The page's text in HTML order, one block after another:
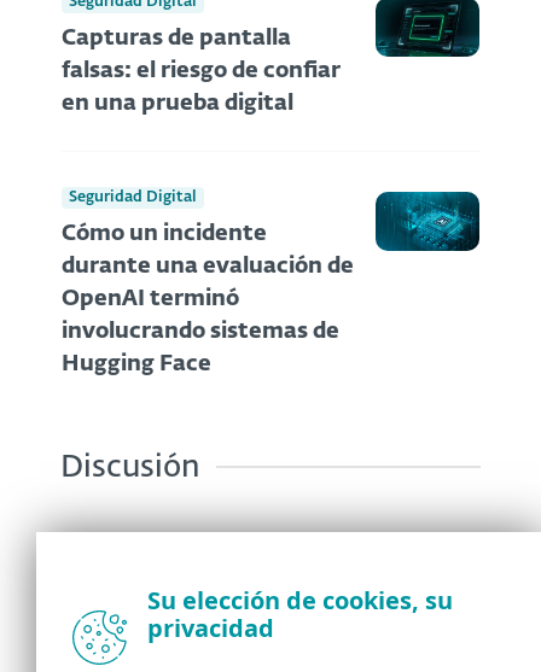
Capturas de pantalla
falsas: el riesgo de confiar
en una prueba digital
Seguridad Digital
Cómo un incidente
durante una evaluación de
OpenAI terminó
involucrando sistemas de
Hugging Face
Discusión
Su elección de cookies, su
privacidad